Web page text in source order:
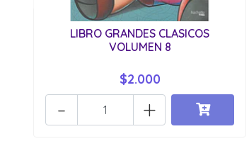
LIBRO GRANDES CLASICOS
VOLUMEN 8
$2.000
+
-